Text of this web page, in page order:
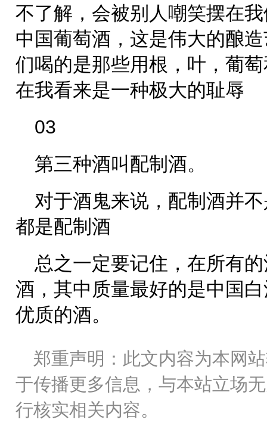
不了解，会被别人嘲笑摆在
中国葡萄酒，这是伟大的酿
们喝的是那些用根，叶，葡
在我看来是一种极大的耻辱
03
第三种酒叫配制酒。
对于酒鬼来说，配制酒并
都是配制酒
总之一定要记住，在所有
酒，其中质量最好的是中国
优质的酒。
郑重声明：此文内容为本网
于传播更多信息，与本站立场
行核实相关内容。